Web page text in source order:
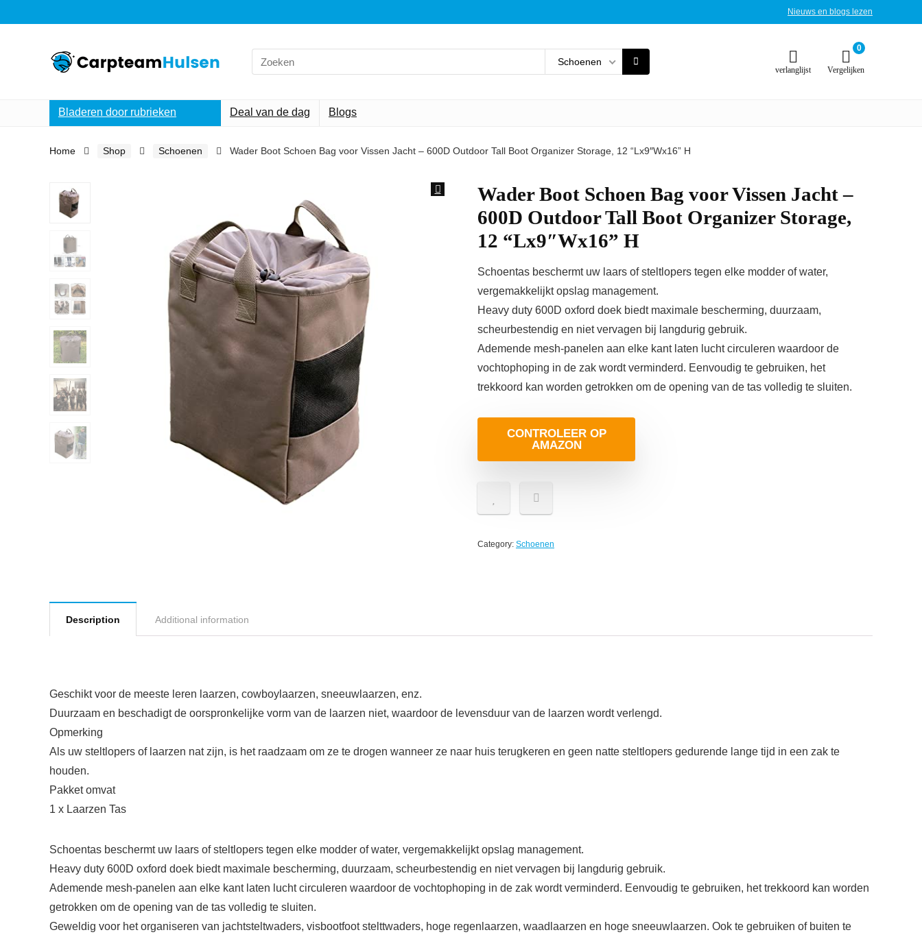
Nieuws en blogs lezen
Search
for:
Schoenen
verlanglijst
0
Vergelijken
Bladeren door rubrieken Deal van de dag Blogs
Home Shop Schoenen Wader Boot Schoen Bag voor Vissen Jacht – 600D Outdoor Tall Boot Organizer Storage, 12 “Lx9″Wx16” H
Wader Boot Schoen Bag voor Vissen Jacht –
600D Outdoor Tall Boot Organizer Storage,
12 “Lx9″Wx16” H
Schoentas beschermt uw laars of steltlopers tegen elke modder of water,
vergemakkelijkt opslag management.
Heavy duty 600D oxford doek biedt maximale bescherming, duurzaam,
scheurbestendig en niet vervagen bij langdurig gebruik.
Ademende mesh-panelen aan elke kant laten lucht circuleren waardoor de
vochtophoping in de zak wordt verminderd. Eenvoudig te gebruiken, het
trekkoord kan worden getrokken om de opening van de tas volledig te sluiten.
CONTROLEER OP
AMAZON
Category: Schoenen
Description Additional information
Geschikt voor de meeste leren laarzen, cowboylaarzen, sneeuwlaarzen, enz.
Duurzaam en beschadigt de oorspronkelijke vorm van de laarzen niet, waardoor de levensduur van de laarzen wordt verlengd.
Opmerking
Als uw steltlopers of laarzen nat zijn, is het raadzaam om ze te drogen wanneer ze naar huis terugkeren en geen natte steltlopers gedurende lange tijd in een zak te
houden.
Pakket omvat
1 x Laarzen Tas
Schoentas beschermt uw laars of steltlopers tegen elke modder of water, vergemakkelijkt opslag management.
Heavy duty 600D oxford doek biedt maximale bescherming, duurzaam, scheurbestendig en niet vervagen bij langdurig gebruik.
Ademende mesh-panelen aan elke kant laten lucht circuleren waardoor de vochtophoping in de zak wordt verminderd. Eenvoudig te gebruiken, het trekkoord kan worden
getrokken om de opening van de tas volledig te sluiten.
Geweldig voor het organiseren van jachtsteltwaders, visbootfoot stelttwaders, hoge regenlaarzen, waadlaarzen en hoge sneeuwlaarzen. Ook te gebruiken of buiten te